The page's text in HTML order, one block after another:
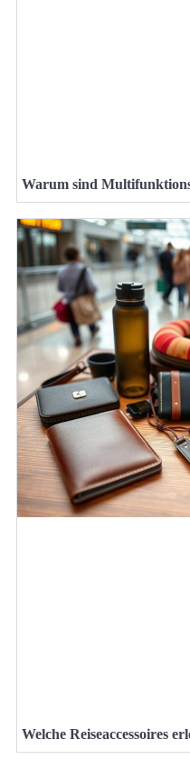
Warum sind
Welche Reiseaccessoires